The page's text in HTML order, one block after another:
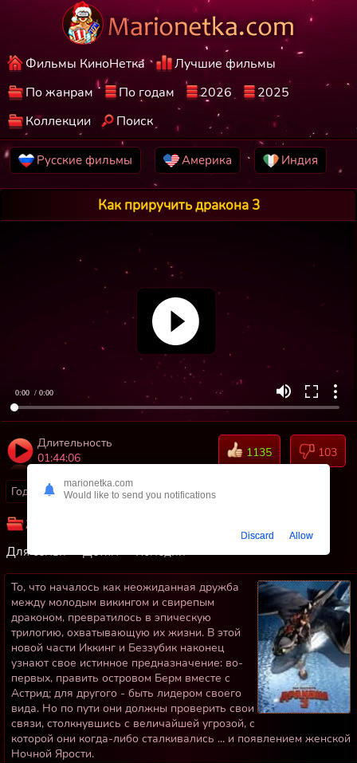
Фильмы КиноНетка
Лучшие фильмы
По жанрам
По годам 2026
2025
Коллекции
Поиск
Русские фильмы Америка Индия
Как приручить дракона 3
0:00 / 0:00
Длительность
01:44:06
1135 103
Год: 2019 Страны:США
Жанр:
Для семьи
Детям Комедии
То, что началось как неожиданная дружба
между молодым викингом и свирепым
драконом, превратилось в эпическую
трилогию, охватывающую их жизни. В этой
новой части Иккинг и Беззубик наконец
узнают свое истинное предназначение: во-
первых, править островом Берм вместе с
Астрид; для другого - быть лидером своего
вида. Но по пути они должны проверить свои
связи, столкнувшись с величайшей угрозой, с
которой они когда-либо сталкивались ... и появлением женской
Ночной Ярости.
marionetka.com
Would like to send you notifications
Discard Allow